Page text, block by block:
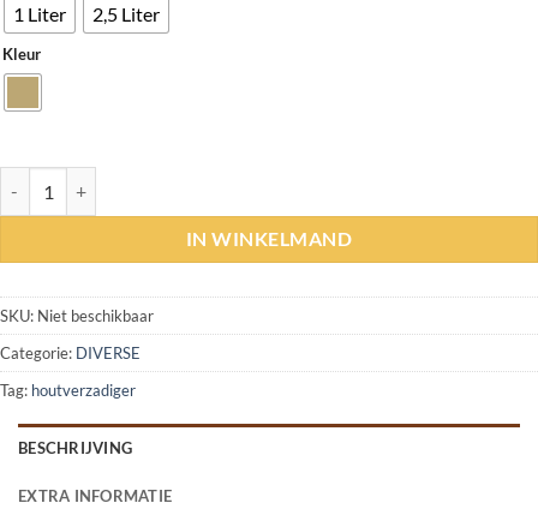
1 Liter 2,5 Liter
Kleur
IN WINKELMAND
SKU: Niet beschikbaar
Categorie: DIVERSE
Tag: houtverzadiger
BESCHRIJVING
EXTRA INFORMATIE